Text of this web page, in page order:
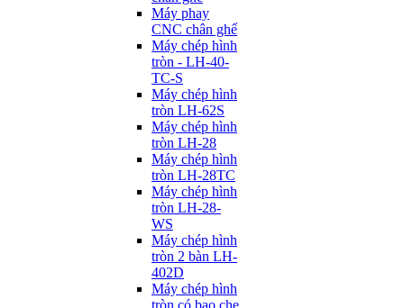
Máy phay
CNC chân ghế
Máy chép hình
tròn - LH-40-
TC-S
Máy chép hình
tròn LH-62S
Máy chép hình
tròn LH-28
Máy chép hình
tròn LH-28TC
Máy chép hình
tròn LH-28-
WS
Máy chép hình
tròn 2 bàn LH-
402D
Máy chép hình
tròn có bao che